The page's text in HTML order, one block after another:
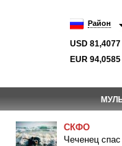
Район
USD 81,4077
EUR 94,0585
СКФО
Чеченец